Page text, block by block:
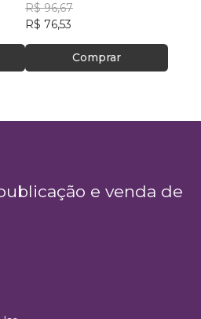
R$ 96,67
R$ 76,53
Comprar
e venda de